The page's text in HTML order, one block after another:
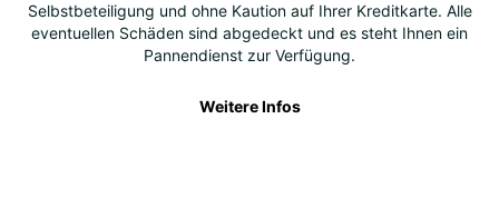
Selbstbeteiligung und ohne Kaution auf Ihrer Kreditkarte. Alle
eventuellen Schäden sind abgedeckt und es steht Ihnen ein
Pannendienst zur Verfügung.
Weitere Infos